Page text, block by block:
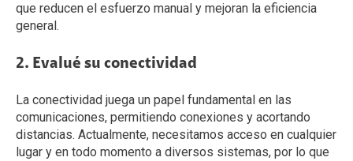
que reducen el esfuerzo manual y mejoran la eficiencia
general.
2. Evalué su conectividad
La conectividad juega un papel fundamental en las
comunicaciones, permitiendo conexiones y acortando
distancias. Actualmente, necesitamos acceso en cualquier
lugar y en todo momento a diversos sistemas, por lo que